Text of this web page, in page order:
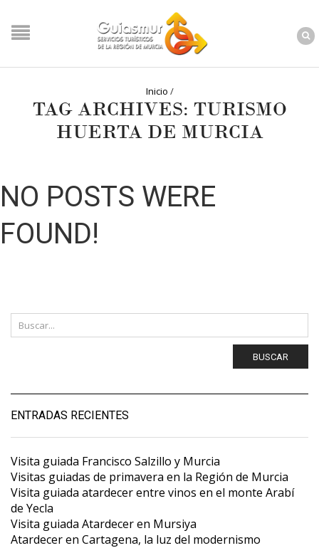
Inicio /
TAG ARCHIVES: TURISMO
HUERTA DE MURCIA
NO POSTS WERE
FOUND!
BUSCAR
ENTRADAS RECIENTES
Visita guiada Francisco Salzillo y Murcia
Visitas guiadas de primavera en la Región de Murcia
Visita guiada atardecer entre vinos en el monte Arabí
de Yecla
Visita guiada Atardecer en Mursiya
Atardecer en Cartagena, la luz del modernismo